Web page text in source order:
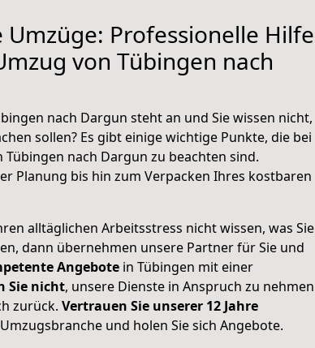
Umzüge: Professionelle Hilfe
von Tübingen nach
nach Dargun steht an und Sie wissen nicht,
sollen? Es gibt einige wichtige Punkte, die bei
Tübingen nach Dargun zu beachten sind.
Planung bis hin zum Verpacken Ihres kostbaren
alltäglichen Arbeitsstress nicht wissen, was Sie
dann übernehmen unsere Partner für Sie und
Angebote in Tübingen mit einer
Sie nicht, unsere Dienste in Anspruch zu nehmen
zurück. Vertrauen Sie unserer 12 Jahre
und holen Sie sich Angebote.